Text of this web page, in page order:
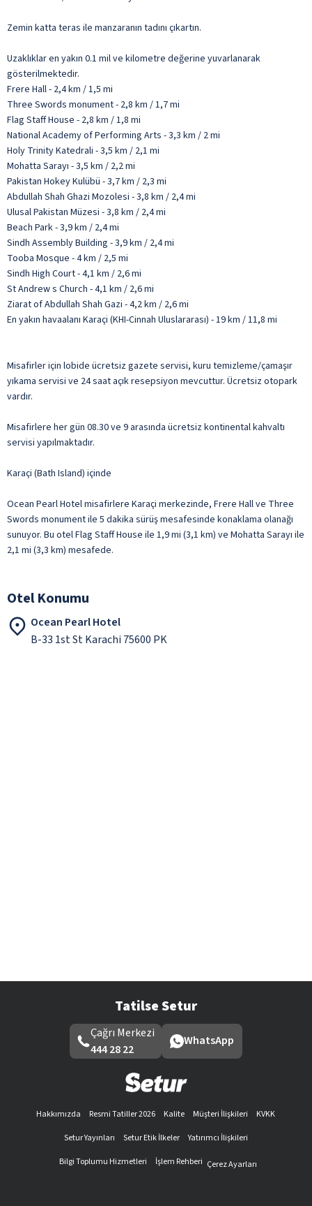
Zemin katta teras ile manzaranın tadını çıkartın.
Uzaklıklar en yakın 0.1 mil ve kilometre değerine yuvarlanarak
gösterilmektedir.
Frere Hall - 2,4 km / 1,5 mi
Three Swords monument - 2,8 km / 1,7 mi
Flag Staff House - 2,8 km / 1,8 mi
National Academy of Performing Arts - 3,3 km / 2 mi
Holy Trinity Katedrali - 3,5 km / 2,1 mi
Mohatta Sarayı - 3,5 km / 2,2 mi
Pakistan Hokey Kulübü - 3,7 km / 2,3 mi
Abdullah Shah Ghazi Mozolesi - 3,8 km / 2,4 mi
Ulusal Pakistan Müzesi - 3,8 km / 2,4 mi
Beach Park - 3,9 km / 2,4 mi
Sindh Assembly Building - 3,9 km / 2,4 mi
Tooba Mosque - 4 km / 2,5 mi
Sindh High Court - 4,1 km / 2,6 mi
St Andrew s Church - 4,1 km / 2,6 mi
Ziarat of Abdullah Shah Gazi - 4,2 km / 2,6 mi
En yakın havaalanı Karaçi (KHI-Cinnah Uluslararası) - 19 km / 11,8 mi
Misafirler için lobide ücretsiz gazete servisi, kuru temizleme/çamaşır
yıkama servisi ve 24 saat açık resepsiyon mevcuttur. Ücretsiz otopark
vardır.
Misafirlere her gün 08.30 ve 9 arasında ücretsiz kontinental kahvaltı
servisi yapılmaktadır.
Karaçi (Bath Island) içinde
Ocean Pearl Hotel misafirlere Karaçi merkezinde, Frere Hall ve Three
Swords monument ile 5 dakika sürüş mesafesinde konaklama olanağı
sunuyor. Bu otel Flag Staff House ile 1,9 mi (3,1 km) ve Mohatta Sarayı ile
2,1 mi (3,3 km) mesafede.
Otel Konumu
Ocean Pearl Hotel
B-33 1st St Karachi 75600 PK
Tatilse Setur
Çağrı Merkezi
444 28 22
WhatsApp
Hakkımızda Resmi Tatiller 2026 Kalite Müşteri İlişkileri
KVKK
Setur Yayınları
Setur Etik İlkeler
Yatırımcı İlişkileri
Bilgi Toplumu Hizmetleri
İşlem Rehberi Çerez Ayarları